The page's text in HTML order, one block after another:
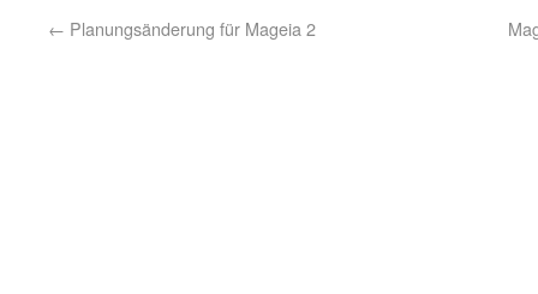
← Planungsänderung für Mageia 2